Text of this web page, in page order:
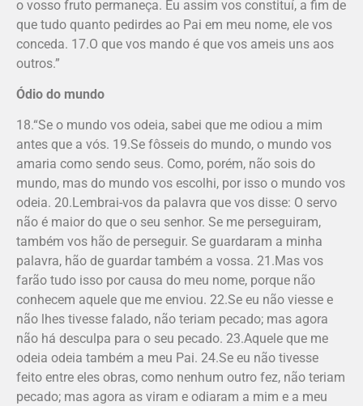
o vosso fruto permaneça. Eu assim vos constituí, a fim de
que tudo quanto pedirdes ao Pai em meu nome, ele vos
conceda. 17.O que vos mando é que vos ameis uns aos
outros.”
Ódio do mundo
18.“Se o mundo vos odeia, sabei que me odiou a mim
antes que a vós. 19.Se fôsseis do mundo, o mundo vos
amaria como sendo seus. Como, porém, não sois do
mundo, mas do mundo vos escolhi, por isso o mundo vos
odeia. 20.Lembrai-vos da palavra que vos disse: O servo
não é maior do que o seu senhor. Se me perseguiram,
também vos hão de perseguir. Se guardaram a minha
palavra, hão de guardar também a vossa. 21.Mas vos
farão tudo isso por causa do meu nome, porque não
conhecem aquele que me enviou. 22.Se eu não viesse e
não lhes tivesse falado, não teriam pecado; mas agora
não há desculpa para o seu pecado. 23.Aquele que me
odeia odeia também a meu Pai. 24.Se eu não tivesse
feito entre eles obras, como nenhum outro fez, não teriam
pecado; mas agora as viram e odiaram a mim e a meu